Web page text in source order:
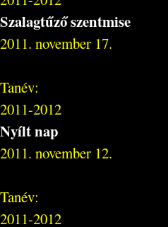
Szalagtűző szentmise
2011. november 17.
Tanév:
2011-2012
Nyílt nap
2011. november 12.
Tanév:
2011-2012